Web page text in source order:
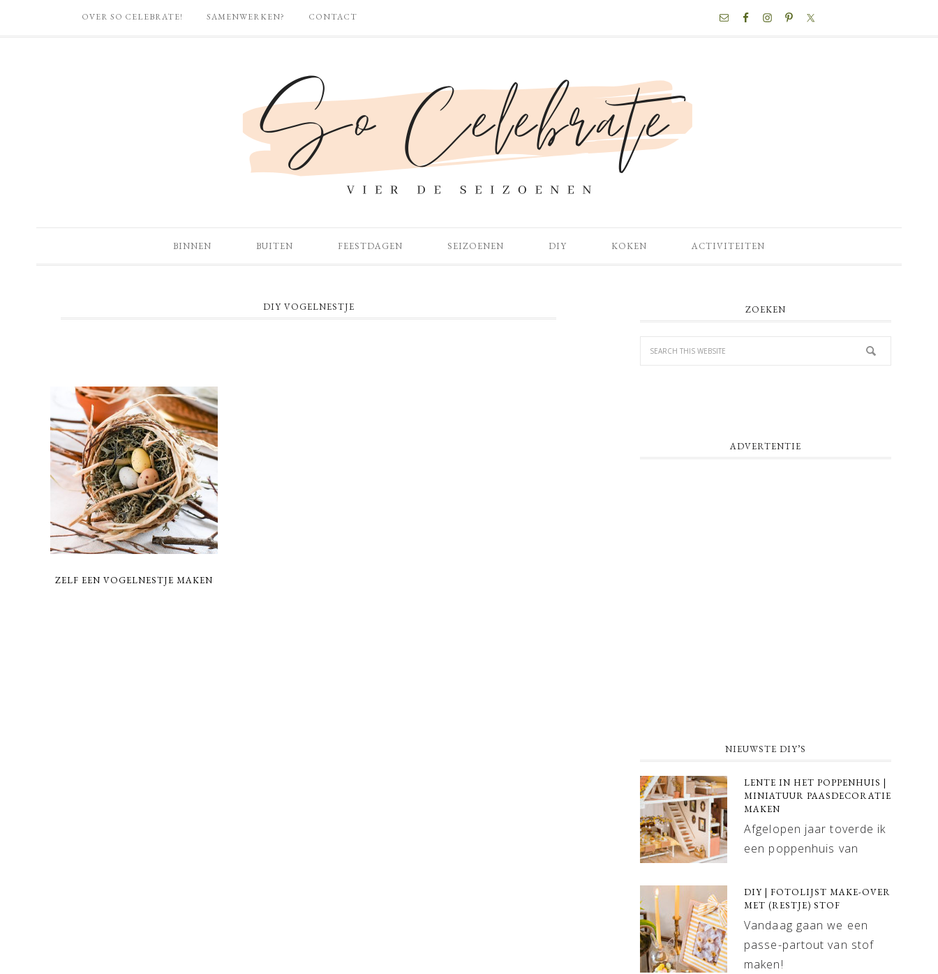
OVER SO CELEBRATE! SAMENWERKEN? CONTACT
BINNEN BUITEN FEESTDAGEN SEIZOENEN DIY KOKEN ACTIVITEITEN
DIY VOGELNESTJE
ZELF EEN VOGELNESTJE MAKEN
ZOEKEN
ADVERTENTIE
NIEUWSTE DIY’S
LENTE IN HET POPPENHUIS |
MINIATUUR PAASDECORATIE
MAKEN
Afgelopen jaar toverde ik
een poppenhuis van
DIY | FOTOLIJST MAKE-OVER
MET (RESTJE) STOF
Vandaag gaan we een
passe-partout van stof
maken!